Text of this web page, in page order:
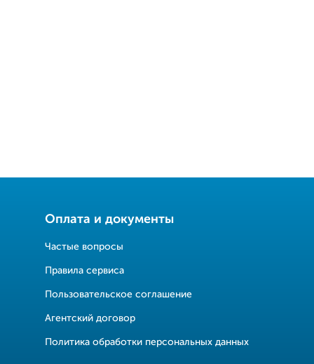
Оплата и документы
Частые вопросы
Правила сервиса
Пользовательское соглашение
Агентский договор
Политика обработки персональных данных